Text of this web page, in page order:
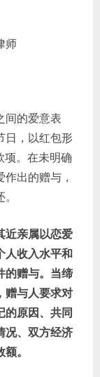
师
间的爱意表
日，以红包形
项。在未明确
出的赠与，
近亲属以恋爱
人收入水平和
的赠与。当缔
赠与人要求对
的原因、共同
况、双方经济
。